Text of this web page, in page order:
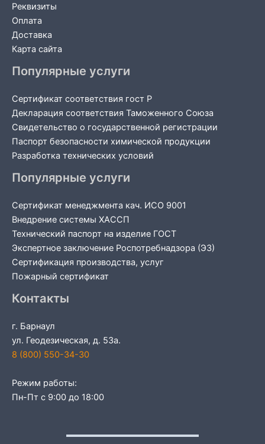
Реквизиты
Оплата
Доставка
Карта сайта
Популярные услуги
Сертификат соответствия гост Р
Декларация соответствия Таможенного Союза
Свидетельство о государственной регистрации
Паспорт безопасности химической продукции
Разработка технических условий
Популярные услуги
Сертификат менеджмента кач. ИСО 9001
Внедрение системы ХАССП
Технический паспорт на изделие ГОСТ
Экспертное заключение Роспотребнадзора (ЭЗ)
Сертификация производства, услуг
Пожарный сертификат
Контакты
г. Барнаул
ул. Геодезическая, д. 53а.
8 (800) 550-34-30
Режим работы:
Пн-Пт с 9:00 до 18:00